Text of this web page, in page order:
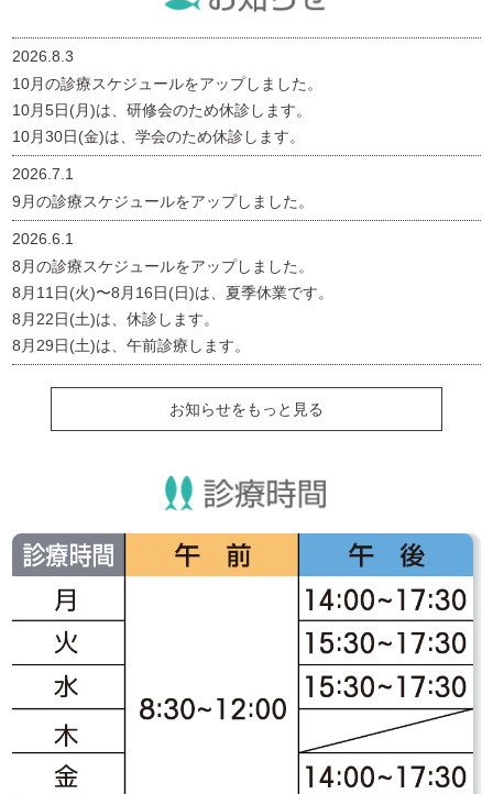
2026.8.3
10月の診療スケジュールをアップしました。
10月5日(月)は、研修会のため休診します。
10月30日(金)は、学会のため休診します。
2026.7.1
9月の診療スケジュールをアップしました。
2026.6.1
8月の診療スケジュールをアップしました。
8月11日(火)〜8月16日(日)は、夏季休業です。
8月22日(土)は、休診します。
8月29日(土)は、午前診療します。
お知らせをもっと見る
節電のご協力のお願い
ります。
来院されます皆様には、ご不便をお掛け致しますが、何卒ご理解の
程よろしくお願い申し上げます。